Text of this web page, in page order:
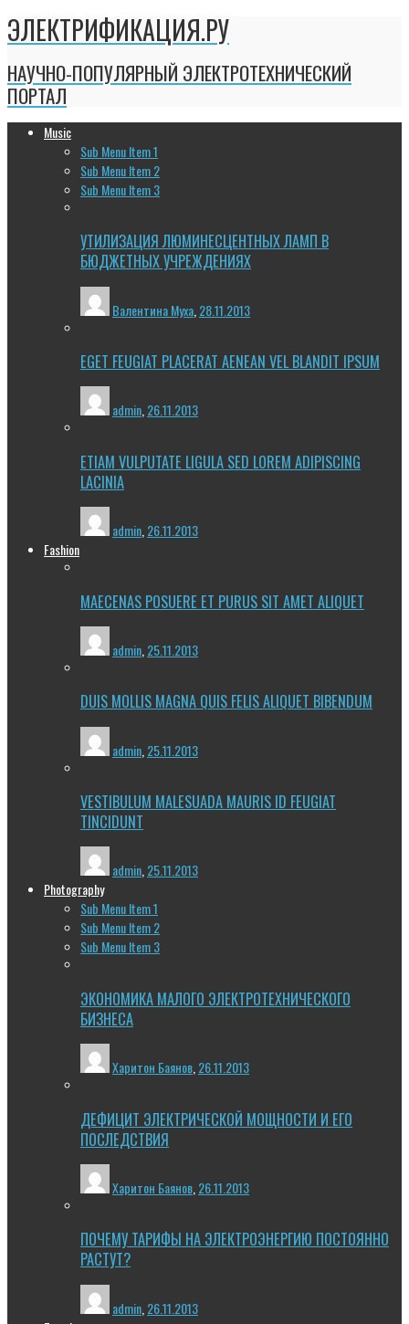
ЭЛЕКТРИФИКАЦИЯ.РУ
НАУЧНО-ПОПУЛЯРНЫЙ ЭЛЕКТРОТЕХНИЧЕСКИЙ
ПОРТАЛ
Music
Sub Menu Item 1
Sub Menu Item 2
Sub Menu Item 3
УТИЛИЗАЦИЯ ЛЮМИНЕСЦЕНТНЫХ ЛАМП В
БЮДЖЕТНЫХ УЧРЕЖДЕНИЯХ
Валентина Муха 28.11.2013
EGET FEUGIAT PLACERAT AENEAN VEL BLANDIT IPSUM
admin,26.11.2013
ETIAM VULPUTATE LIGULA SED LOREM ADIPISCING
LACINIA
admin 26.11.2013
Fashion
MAECENAS POSUERE ET PURUS SIT AMET ALIQUET
admin 25.11.2013
DUIS MOLLIS MAGNA QUIS FELIS ALIQUET BIBENDUM
admin 25.11.2013
VESTIBULUM MALESUADA MAURIS ID FEUGIAT
TINCIDUNT
admin,25.11.2013
Photography
Sub Menu Item 1
Sub Menu Item 2
Sub Menu Item 3
ЭКОНОМИКА МАЛОГО ЭЛЕКТРОТЕХНИЧЕСКОГО
БИЗНЕСА
Харитон Баянов 26.11.2013
ДЕФИЦИТ ЭЛЕКТРИЧЕСКОЙ МОЩНОСТИ И ЕГО
ПОСЛЕДСТВИЯ
Харитон Баянов 26.11.2013
ПОЧЕМУ ТАРИФЫ НА ЭЛЕКТРОЭНЕРГИЮ ПОСТОЯННО
РАСТУТ?
admin 26.11.2013